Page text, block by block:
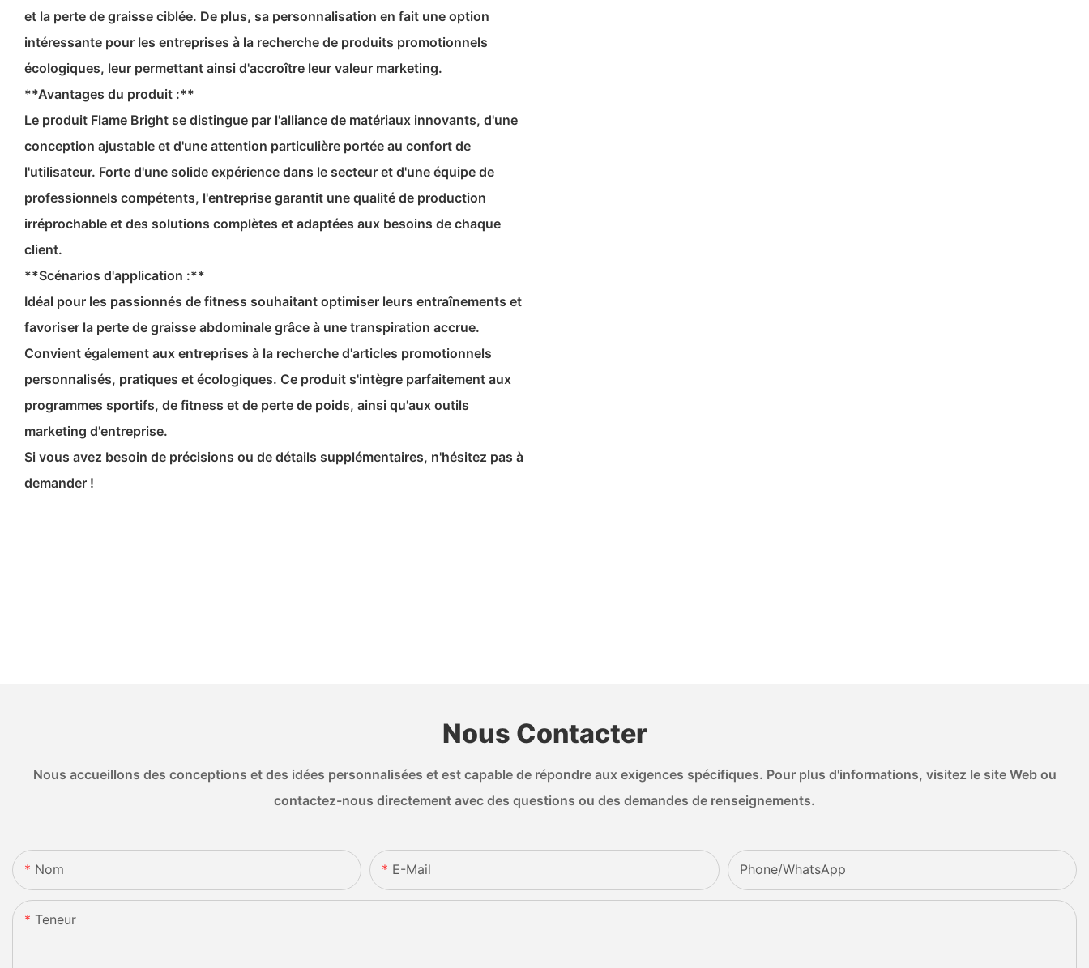
et la perte de graisse ciblée. De plus, sa personnalisation en fait une option
intéressante pour les entreprises à la recherche de produits promotionnels
écologiques, leur permettant ainsi d'accroître leur valeur marketing.
**Avantages du produit :**
Le produit Flame Bright se distingue par l'alliance de matériaux innovants, d'une
conception ajustable et d'une attention particulière portée au confort de
l'utilisateur. Forte d'une solide expérience dans le secteur et d'une équipe de
professionnels compétents, l'entreprise garantit une qualité de production
irréprochable et des solutions complètes et adaptées aux besoins de chaque
client.
**Scénarios d'application :**
Idéal pour les passionnés de fitness souhaitant optimiser leurs entraînements et
favoriser la perte de graisse abdominale grâce à une transpiration accrue.
Convient également aux entreprises à la recherche d'articles promotionnels
personnalisés, pratiques et écologiques. Ce produit s'intègre parfaitement aux
programmes sportifs, de fitness et de perte de poids, ainsi qu'aux outils
marketing d'entreprise.
Si vous avez besoin de précisions ou de détails supplémentaires, n'hésitez pas à
demander !
Nous Contacter
Nous accueillons des conceptions et des idées personnalisées et est capable de répondre aux exigences spécifiques. Pour plus d'informations, visitez le site Web ou
contactez-nous directement avec des questions ou des demandes de renseignements.
Nom E-Mail Phone/whatsApp
Teneur